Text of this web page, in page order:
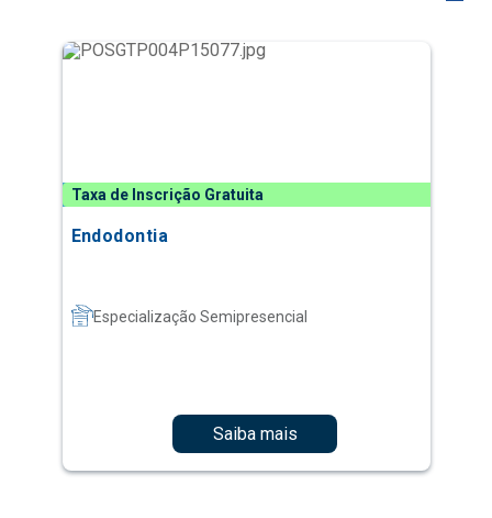
Taxa de Inscrição Gratuita
Endodontia
Especialização Semipresencial
Saiba mais